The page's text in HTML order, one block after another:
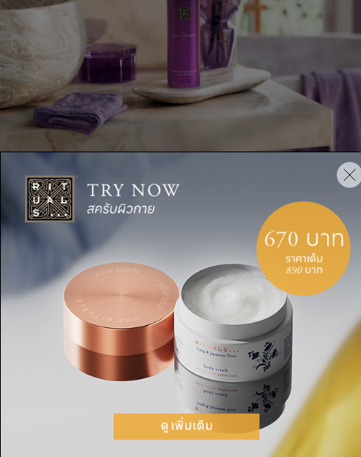
ส่วนผสม
การจัดส่งและการคืนสินค้า